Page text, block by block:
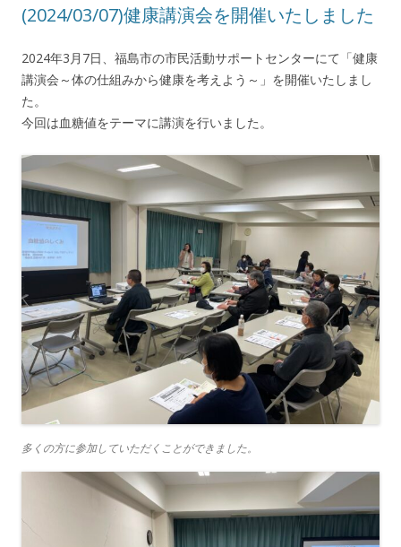
(2024/03/07)健康講演会を開催いたしました
2024年3月7日、福島市の市民活動サポートセンターにて「健康
講演会～体の仕組みから健康を考えよう～」を開催いたしまし
た。
今回は血糖値をテーマに講演を行いました。
多くの方に参加していただくことができました。